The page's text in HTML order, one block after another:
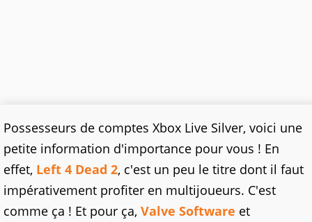
Possesseurs de comptes Xbox Live Silver, voici une
petite information d'importance pour vous ! En
effet, Left 4 Dead 2, c'est un peu le titre dont il faut
impérativement profiter en multijoueurs. C'est
comme ça ! Et pour ça, Valve Software et